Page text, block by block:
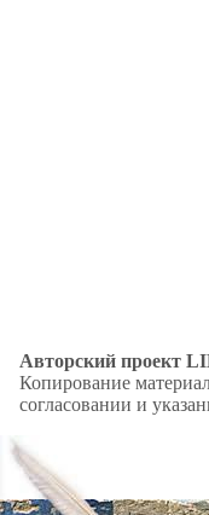
Авторский проект
Копирование
согласовании и